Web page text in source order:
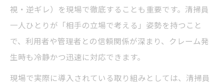
視・逆ギレ）を現場で徹底することも重要です。清掃員
一人ひとりが「相手の立場で考える」姿勢を持つこと
で、利用者や管理者との信頼関係が深まり、クレーム発
生時も冷静かつ迅速に対応できます。
現場で実際に導入されている取り組みとしては、清掃員